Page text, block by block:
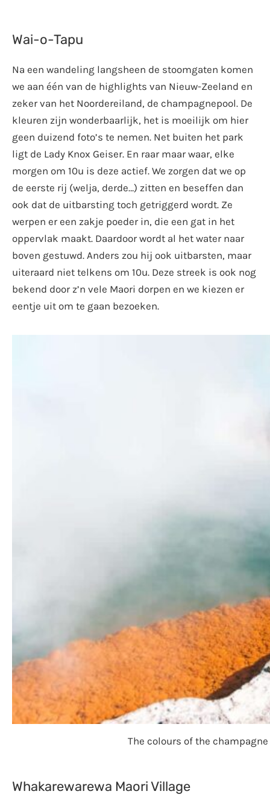
Wai-o-Tapu
Na een wandeling langsheen de stoomgaten komen
we aan één van de highlights van Nieuw-Zeeland en
zeker van het Noordereiland, de champagnepool. De
kleuren zijn wonderbaarlijk, het is moeilijk om hier
geen duizend foto’s te nemen. Net buiten het park
ligt de Lady Knox Geiser. En raar maar waar, elke
morgen om 10u is deze actief. We zorgen dat we op
de eerste rij (welja, derde…) zitten en beseffen dan
ook dat de uitbarsting toch getriggerd wordt. Ze
werpen er een zakje poeder in, die een gat in het
oppervlak maakt. Daardoor wordt al het water naar
boven gestuwd. Anders zou hij ook uitbarsten, maar
uiteraard niet telkens om 10u. Deze streek is ook nog
bekend door z’n vele Maori dorpen en we kiezen er
eentje uit om te gaan bezoeken.
The colours of the
Whakarewarewa Maori Village